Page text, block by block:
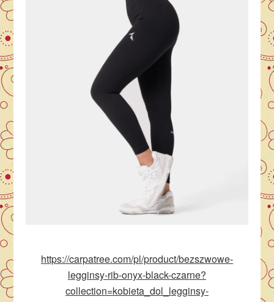
https://carpatree.com/pl/product/bezszwowe-
legginsy-rib-onyx-black-czarne?
collection=kobieta_dol_legginsy-